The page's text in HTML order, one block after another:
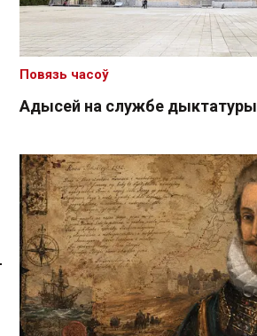
Спасылка без VPN
Адысей на службе дыктатуры
Повязь часоў